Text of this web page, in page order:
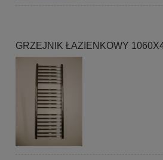
GRZEJNIK ŁAZIENKOWY